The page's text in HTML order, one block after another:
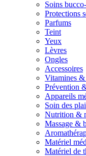
Soins
Protections
Parfums
Teint
Yeux
Lèvres
Ongles
Accessoires
Vitamines
Prévention
Appareils
Soin des
Nutrition &
Massage &
Matériel
Matériel de